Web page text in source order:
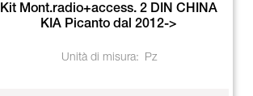
Kit Mont.radio+access. 2 DIN CHINA
KIA Picanto dal 2012->
Unità di misura: Pz